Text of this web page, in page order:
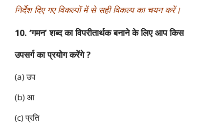
निर्देश दिए गए विकल्पों में से सही विकल्प का चयन करें।
10. ‘गमन’ शब्द का विपरीतार्थक बनाने के लिए आप किस
उपसर्ग का प्रयोग करेंगे ?
(a) उप
(b) आ
(c) प्रति